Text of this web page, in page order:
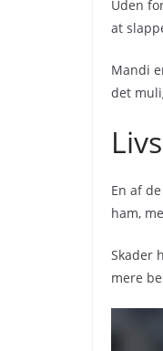
Uden
at
Mandi
det
En af
ham,
Skader
mere